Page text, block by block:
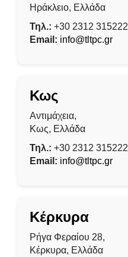
Ηράκλειο, Ελλάδα
Τηλ.: +30 2312 315222
Email: info@tltpc.gr
Κως
Αντιμάχεια,
Κως, Ελλάδα
Τηλ.: +30 2312 315222
Email: info@tltpc.gr
Κέρκυρα
Ρήγα Φεραίου 28,
Κέρκυρα, Ελλάδα